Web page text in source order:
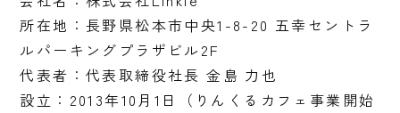
所在地：長野県松本市中央1-8-20 五幸セントラ
ルパーキングプラザビル2F
代表者：代表取締役社長 金島 力也
設立：2013年10月1日（りんくるカフェ事業開始